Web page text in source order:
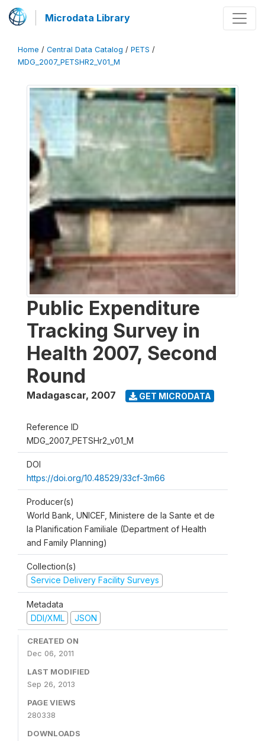
Microdata Library
Home / Central Data Catalog / PETS /
MDG_2007_PETSHR2_V01_M
Public Expenditure
Tracking Survey in
Health 2007, Second
Round
Madagascar, 2007 GET MICRODATA
Reference ID
MDG_2007_PETSHr2_v01_M
DOI
https://doi.org/10.48529/33cf-3m66
Producer(s)
World Bank, UNICEF, Ministere de la Sante et de
la Planification Familiale (Department of Health
and Family Planning)
Collection(s)
Service Delivery Facility Surveys
Metadata
DDI/XML
JSON
CREATED ON
Dec 06, 2011
LAST MODIFIED
Sep 26, 2013
PAGE VIEWS
280338
DOWNLOADS